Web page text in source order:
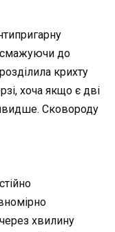
до
крихту
хоча якщо є дві
Сковороду
хвилину